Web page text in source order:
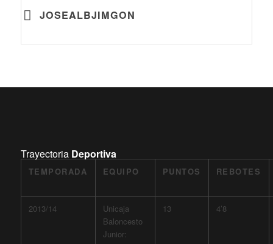
JOSEALBJIMGON
Trayectoria Deportiva
TEMPORADA EQUIPO PUNTOS REBOTES
2013/14
Unicaja
Baloncesto
Junior:
13 4’8